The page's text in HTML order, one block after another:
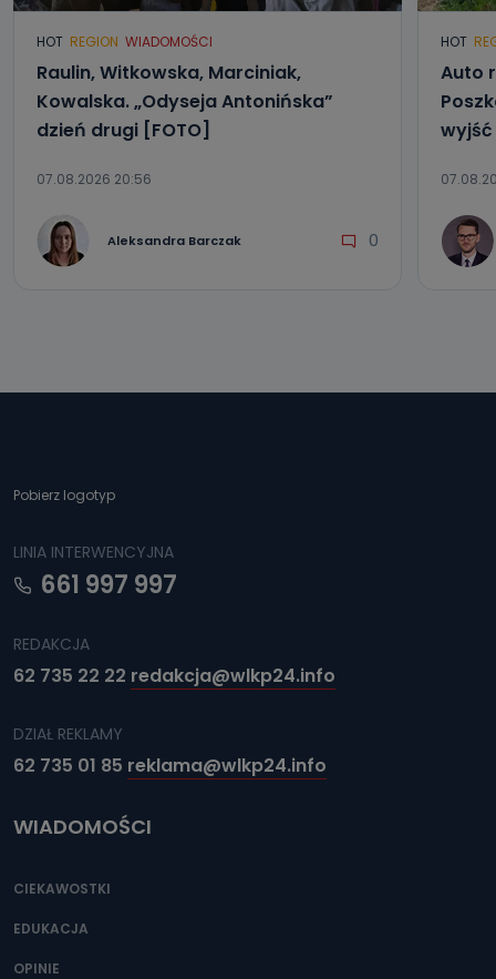
HOT REGION WIADOMOŚCI
Raulin, Witkowska, Marciniak,
Kowalska. „Odyseja Antonińska”
dzień drugi [FOTO]
07.08.2026 20:56
Aleksandra Barczak 0
HOT
Auto
wyjść
Pobierz logotyp
LINIA INTERWENCYJNA
661 997 997
REDAKCJA
62 735 22 22 redakcja@wlkp24.info
DZIAŁ REKLAMY
62 735 01 85 reklama@wlkp24.info
WIADOMOŚCI
CIEKAWOSTKI
EDUKACJA
OPINIE